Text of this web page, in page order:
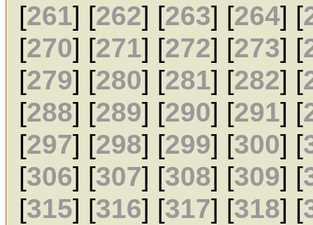
[261] [262] [263] [264] [
[270] [271] [272] [273] [
[279] [280] [281] [282] [
[288] [289] [290] [291] [
[297] [298] [299] [300] [
[306] [307] [308] [309] [
[315] [316] [317] [318] [